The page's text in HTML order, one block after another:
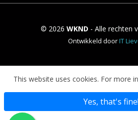
© 2026 WKND - Alle rechten
Ontwikkeld doorIT
This website uses cookies. For more
Yes, that's fine!